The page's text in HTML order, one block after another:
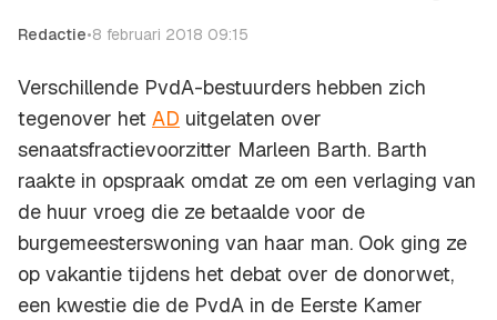
Redactie•8 februari 2018 09:15
Verschillende PvdA-bestuurders hebben zich
tegenover het AD uitgelaten over
senaatsfractievoorzitter Marleen Barth. Barth
raakte in opspraak omdat ze om een verlaging van
de huur vroeg die ze betaalde voor de
burgemeesterswoning van haar man. Ook ging ze
op vakantie tijdens het debat over de donorwet,
een kwestie die de PvdA in de Eerste Kamer